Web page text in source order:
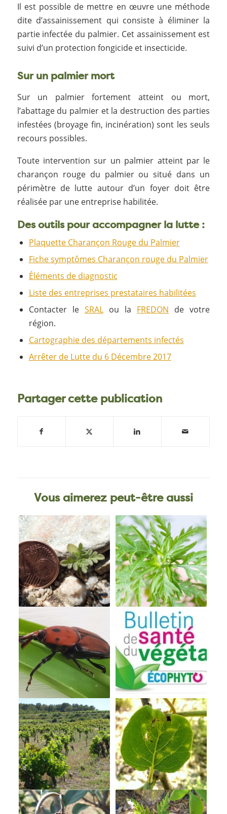
Il est possible de mettre en œuvre une méthode
dite d’assainissement qui consiste à éliminer la
partie infectée du palmier. Cet assainissement est
suivi d’un protection fongicide et insecticide.
Sur un palmier mort
Sur un palmier fortement atteint ou mort,
l’abattage du palmier et la destruction des parties
infestées (broyage fin, incinération) sont les seuls
recours possibles.
Toute intervention sur un palmier atteint par le
charançon rouge du palmier ou situé dans un
périmètre de lutte autour d’un foyer doit être
réalisée par une entreprise habilitée.
Des outils pour accompagner la lutte :
Plaquette Charançon Rouge du Palmier
Fiche symptômes Charançon rouge du Palmier
Éléments de diagnostic
Liste des entreprises prestataires habilitées
Contacter le SRALou la FREDON de votre
région.
Cartographie des départements infectés
Arrêter de Lutte du 6 Décembre 2017
Partager cette publication
Vous aimerez peut-être aussi